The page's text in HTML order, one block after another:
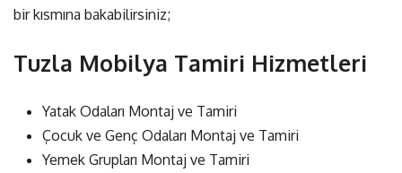
bir kısmına bakabilirsiniz;
Tuzla Mobilya Tamiri Hizmetleri
Yatak Odaları Montaj ve Tamiri
Çocuk ve Genç Odaları Montaj ve Tamiri
Yemek Grupları Montaj ve Tamiri